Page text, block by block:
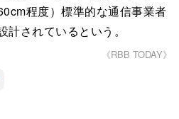
程度）標準的な通信事業者
されているという。
《RBB TODAY》